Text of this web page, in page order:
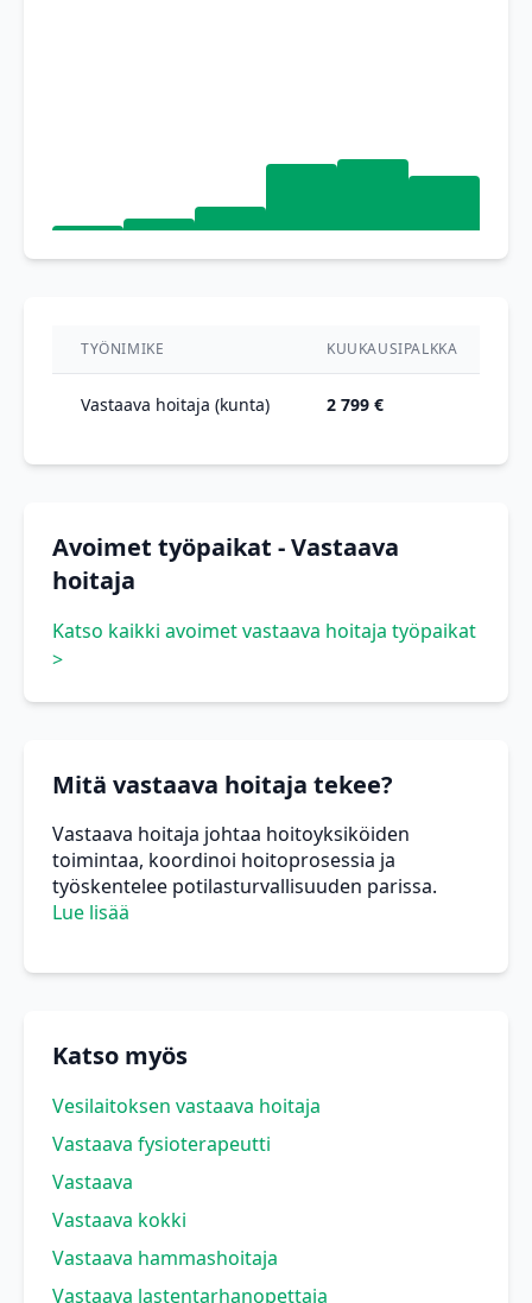
TYÖNIMIKE KUUKAUSIPALKKA
Vastaava hoitaja (kunta) 2 799 €
Avoimet työpaikat - Vastaava
hoitaja
Katso kaikki avoimet vastaava hoitaja työpaikat
>
Mitä vastaava hoitaja tekee?
Vastaava hoitaja johtaa hoitoyksiköiden
toimintaa, koordinoi hoitoprosessia ja
työskentelee potilasturvallisuuden parissa.
Lue lisää
Katso myös
Vesilaitoksen vastaava hoitaja
Vastaava fysioterapeutti
Vastaava
Vastaava kokki
Vastaava hammashoitaja
Vastaava lastentarhanopettaja